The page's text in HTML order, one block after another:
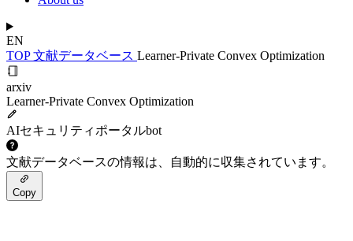
EN
TOP文献データベース Learner-Private Convex Optimization
arxiv
Learner-Private Convex Optimization
AIセキュリティポータルbot
文献データベースの情報は、自動的に収集されています。
Copy